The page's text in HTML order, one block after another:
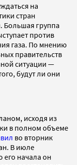
на
стран
группа
против
газа. По мнению
правительств
ситуации —
будут ли они
исходя из
в полном объеме
во вторник
В июле
начала он